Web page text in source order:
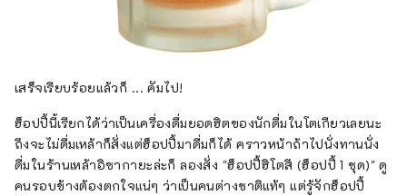
เสร็จเรียบร้อยแล้วก็ ... คัมไป!
ฮ็อปปี้นี้เรียกได้ว่าเป็นเครื่องดื่มยอดฮิตของนักดื่มในโตเกียวเลยนะ
ถึงจะไม่ดื่มเหล้าก็สั่งแต่ฮ็อปปี้มาดื่มก็ได้ คราวหน้าถ้าไปนั่งทานนั่ง
ดื่มในร้านเหล้าอิซากายะล่ะก็ ลองสั่ง "ฮ็อปปี้ฮิโตสึ (ฮ็อปปี้ 1 ชุด)" ดู
คนรอบข้างต้องตกใจแน่ๆ ว่าเป็นคนต่างชาติแท้ๆ แต่รู้จักฮ็อปปี้